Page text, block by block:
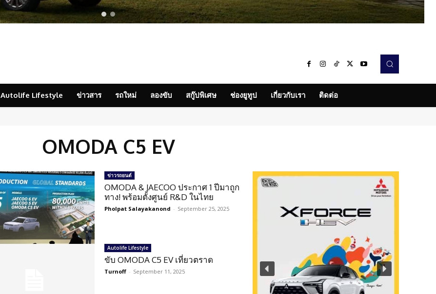
Autolife Lifestyle ข่าวสาร รถใหม่ ลองขับ สกู๊ปพิเศษ ช่องยูทูป เกี่ยวกับเรา ติดต่อ
OMODA C5 EV
ข่าวรถยนต์
OMODA & JAECOO ประกาศ 1 ปีมาถูก
ทาง! พร้อมตั้งศูนย์ R&D ในไทย
Pholpat Salayakanond - September 25, 2025
Autolife Lifestyle
ขับ OMODA C5 EV เที่ยวตราด
Turnoff - September 11, 2025